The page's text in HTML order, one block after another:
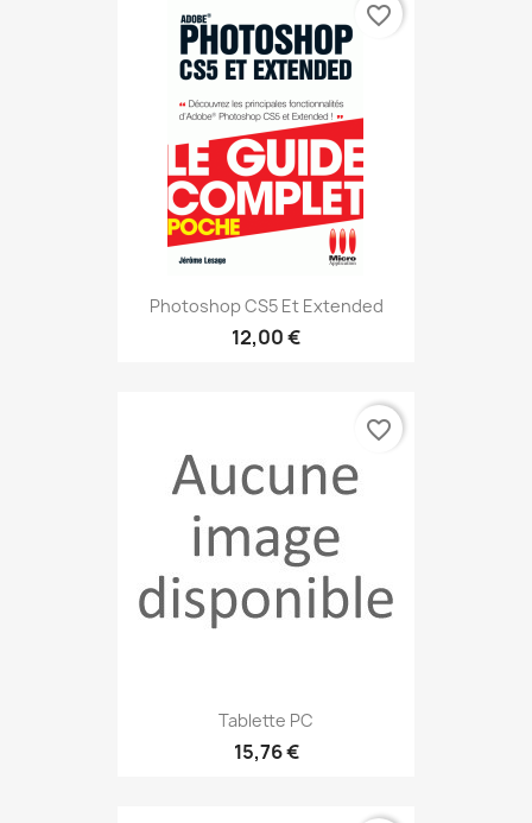
Photoshop CS5 Et Extended
12,00 €
favorite_border
Tablette PC
15,76 €
favorite_border